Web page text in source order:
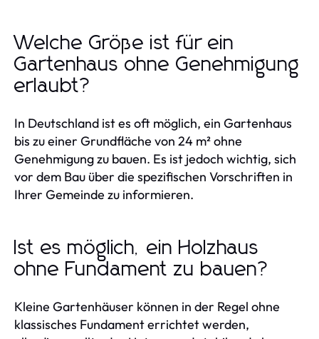
Welche Größe ist für ein
Gartenhaus ohne Genehmigung
erlaubt?
In Deutschland ist es oft möglich, ein Gartenhaus
bis zu einer Grundfläche von 24 m² ohne
Genehmigung zu bauen. Es ist jedoch wichtig, sich
vor dem Bau über die spezifischen Vorschriften in
Ihrer Gemeinde zu informieren.
Ist es möglich, ein Holzhaus
ohne Fundament zu bauen?
Kleine Gartenhäuser können in der Regel ohne
klassisches Fundament errichtet werden,